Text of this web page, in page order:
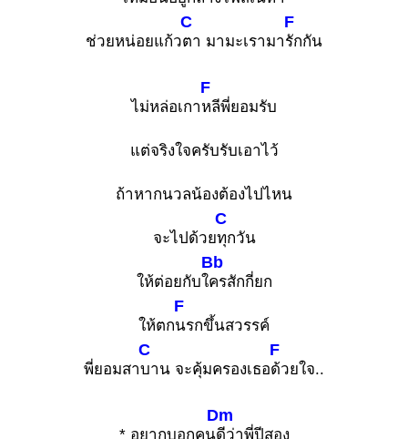
ช่วยหน่อยแก้ว
C
ตา มามะเรามา
F
รักกัน
ไม่หล่อเกา
F
หลีพี่ยอมรับ
แต่จริงใจครับรับเอาไว้
ถ้าหากนวลน้องต้องไปไหน
จะไปด้วย
C
ทุกวัน
ให้ต่อยกับใ
Bb
ครสักกี่ยก
ให้ตก
F
นรกขึ้นสวรรค์
พี่ยอมสา
C
บาน จะคุ้มครองเธอ
F
ด้วยใจ..
* อยากบอกคน
Dm
ดีว่าพี่ปีสอง